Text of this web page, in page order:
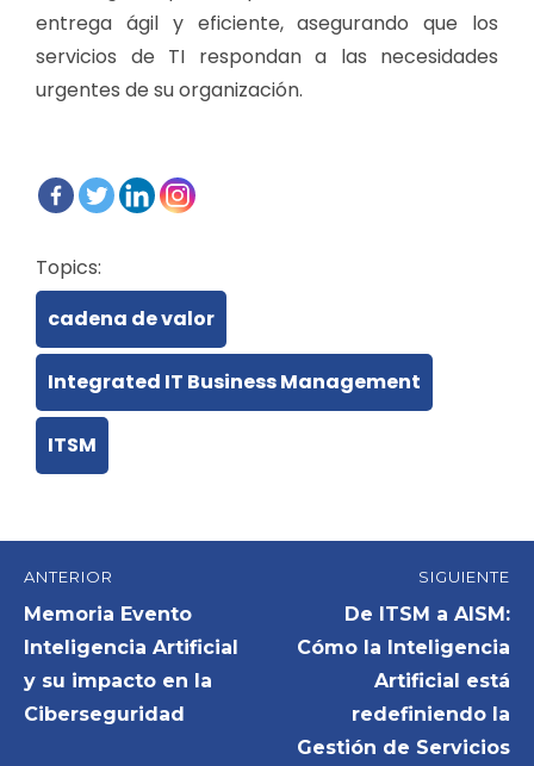
entrega ágil y eficiente, asegurando que los
servicios de TI respondan a las necesidades
urgentes de su organización.
Topics:
cadena de valor
Integrated IT Business Management
ITSM
Navegación
de
entradas
ANTERIOR
Entrada
anterior:
Memoria Evento
Inteligencia Artificial
y su impacto en la
Ciberseguridad
SIGUIENTE
Entrada
siguiente:
De ITSM a AISM:
Cómo la Inteligencia
Artificial está
redefiniendo la
Gestión de Servicios